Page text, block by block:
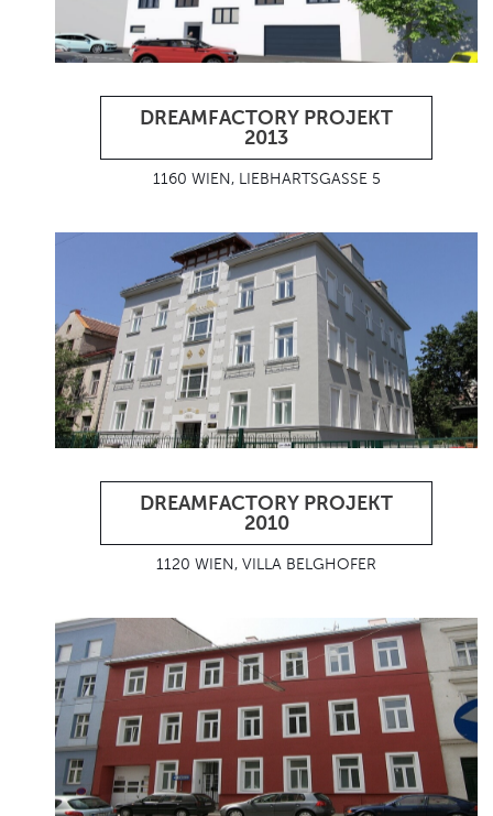
DREAMFACTORY PROJEKT
2013
1160 WIEN, LIEBHARTSGASSE 5
DREAMFACTORY PROJEKT
2010
1120 WIEN, VILLA BELGHOFER